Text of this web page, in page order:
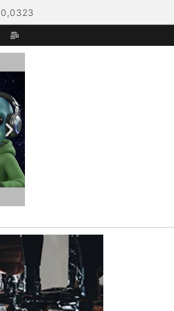
0,0323